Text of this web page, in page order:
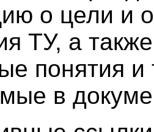
о цели и
ТУ, а
понятия
в